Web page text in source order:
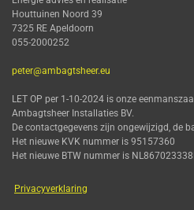
Houttuinen Noord 39
7325 RE Apeldoorn
055-2000252
peter@ambagtsheer.eu
LET OP per 1-10-2024 is onze
Ambagtsheer Installaties BV.
De contactgegevens zijn ongewijzigd, de
Het nieuwe KVK nummer is 95157360
Het nieuwe BTW nummer is
Privacyverklaring